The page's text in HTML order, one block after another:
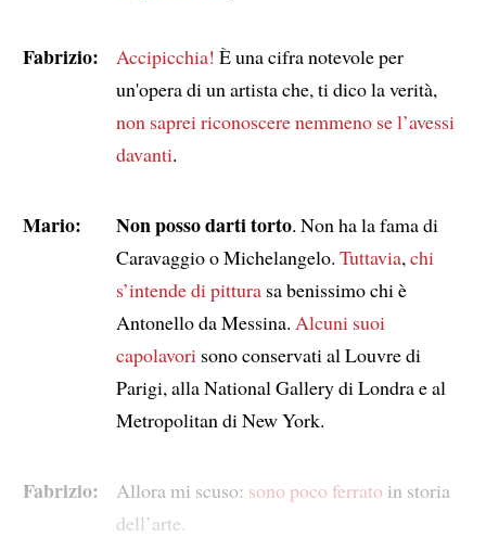
Fabrizio: Accipicchia! È una cifra notevole per
un'opera di un artista che, ti dico la verità,
non saprei riconoscerenemmeno se l’avessi
davanti.
Mario: Non posso darti torto. Non ha la fama di
Caravaggio o Michelangelo. Tuttavia, chi
s’intende di pitturasa benissimo chi è
Antonello da Messina. Alcuni suoi
capolavori sono conservati al Louvre di
Parigi, alla National Gallery di Londra e al
Metropolitan di New York.
Fabrizio: Allora mi scuso: sono poco ferrato in storia
dell’arte.